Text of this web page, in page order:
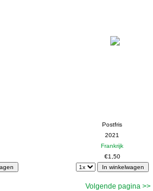
Postfris
2021
Frankrijk
€1,50
Volgende pagina >>